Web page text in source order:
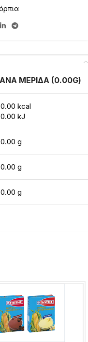
ΑΝΑ ΜΕΡΙΔΑ (0.00G)
0.00 kcal
0.00 kJ
0.00 g
0.00 g
0.00 g